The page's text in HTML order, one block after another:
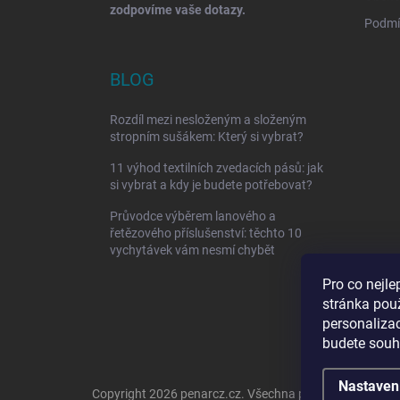
Pro co
stránka
budete
zodpovíme vaše dotazy.
BLOG
Rozdíl mezi nesloženým a složeným
stropním sušákem: Který si vybrat?
11 výhod textilních zvedacích pásů: jak
si vybrat a kdy je budete potřebovat?
Průvodce výběrem lanového a
řetězového příslušenství: těchto 10
vychytávek vám nesmí chybět
Copyright 2026 penarcz.cz. Všechna práva vyhrazena.